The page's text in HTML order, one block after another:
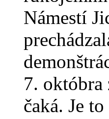
Námestí
7. októbra
čaká. Je